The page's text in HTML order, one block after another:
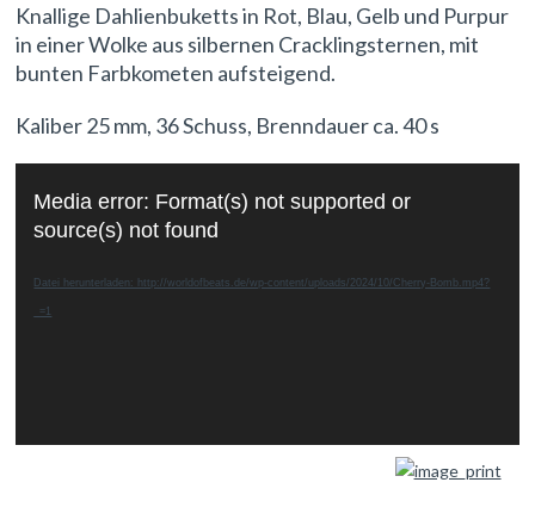
Knallige Dahlienbuketts in Rot, Blau, Gelb und Purpur
in einer Wolke aus silbernen Cracklingsternen, mit
bunten Farbkometen aufsteigend.
Kaliber 25 mm, 36 Schuss, Brenndauer ca. 40 s
Player
Media error: Format(s) not supported or
source(s) not found
Datei herunterladen: http://worldofbeats.de/wp-content/uploads/2024/10/Cherry-Bomb.mp4?
_=1